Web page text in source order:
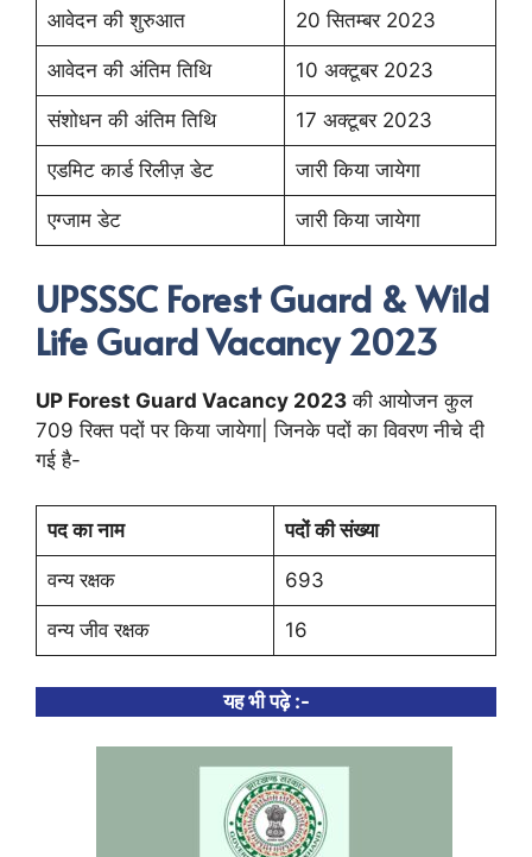
आवेदन की शुरुआत 20 सितम्बर 2023
आवेदन की अंतिम तिथि 10 अक्टूबर 2023
संशोधन की अंतिम तिथि 17 अक्टूबर 2023
एडमिट कार्ड रिलीज़ डेट जारी किया जायेगा
एग्जाम डेट जारी किया जायेगा
UPSSSC Forest Guard & Wild
Life Guard Vacancy 2023
UP Forest Guard Vacancy 2023 की आयोजन कुल
709 रिक्त पदों पर किया जायेगा| जिनके पदों का विवरण नीचे दी
गई है-
पद का नाम पदों की संख्या
वन्य रक्षक 693
वन्य जीव रक्षक 16
यह भी पढ़े :-